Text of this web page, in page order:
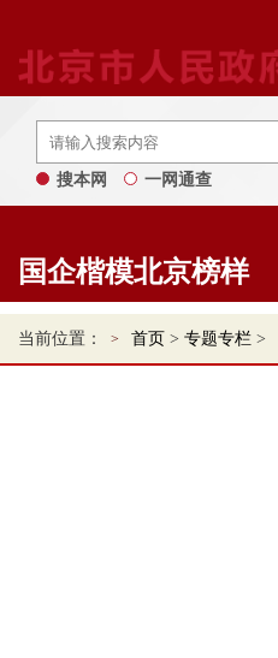
搜本网 一网通查
国企楷模北京榜样
当前位置： 首页 > 专题专栏 >